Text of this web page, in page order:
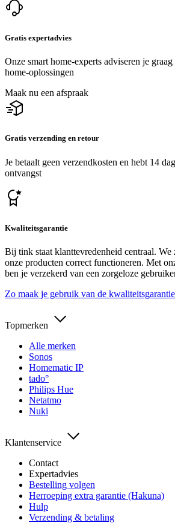
Gratis expertadvies
Onze smart home-experts adviseren je
home-oplossingen
Maak nu een afspraak
Gratis verzending en retour
Je betaalt geen verzendkosten en hebt 14
ontvangst
Kwaliteitsgarantie
Bij tink staat klanttevredenheid centraal. We
onze producten correct functioneren. Met
ben je verzekerd van een zorgeloze
Zo maak je gebruik van de kwaliteitsgarantie
Topmerken
Alle merken
Sonos
Homematic IP
tado°
Philips Hue
Netatmo
Nuki
Klantenservice
Contact
Expertadvies
Bestelling volgen
Herroeping extra garantie (Hakuna)
Hulp
Verzending & betaling